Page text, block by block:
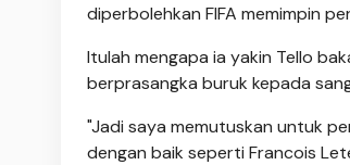
diperbolehkan FIFA memimpin
Itulah mengapa ia yakin Tello
berprasangka buruk kepada
"Jadi saya memutuskan untuk
dengan baik seperti Francois